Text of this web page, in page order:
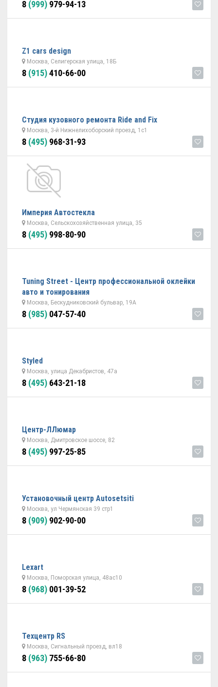
8 (999) 979-94-13
Z1 cars design
Москва, Селигерская улица, 18Б
8 (915)410-66-00
Студия кузовного ремонта Ride and Fix
Москва, 3-й Нижнелихоборский проезд, 1с1
8 (495) 968-31-93
Империя Автостекла
Москва, Сельскохозяйственная улица, 35
8 (495) 998-80-90
Tuning Street - Центр профессиональной оклейки
авто и тонирования
Москва, Бескудниковский бульвар, 19А
8 (985) 047-57-40
Styled
Москва, улица Декабристов, 47а
8 (495) 643-21-18
Центр-ЛЛюмар
Москва, Дмитровское шоссе, 82
8 (495) 997-25-85
Установочный центр Autosetsiti
Москва, ул Чермянская 39 стр1
8 (909) 902-90-00
Lexart
Москва, Поморская улица, 48ас10
8 (968) 001-39-52
Техцентр RS
Москва, Сигнальный проезд, вл18
8 (963) 755-66-80